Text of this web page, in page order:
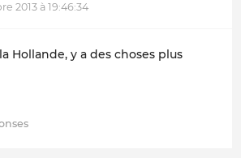
2013 à 19:46:34
Hollande, y a des choses plus